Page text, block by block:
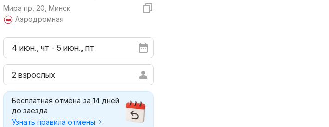
Мира пр, 20, Минск
Аэродромная
4 июн., чт - 5 июн., пт
2 взрослых
Бесплатная отмена за 14 дней
до заезда
Узнать правила отмены